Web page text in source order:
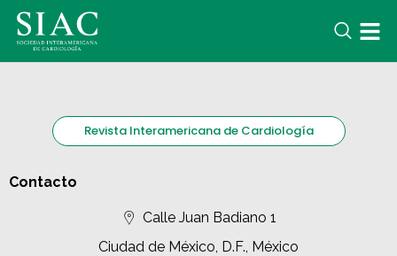
Revista Interamericana de Cardiología
Contacto
Calle Juan Badiano 1
Ciudad de México, D.F., México